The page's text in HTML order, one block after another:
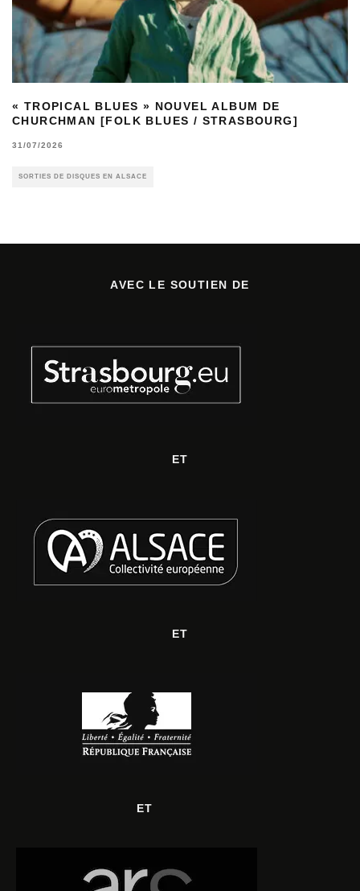
« TROPICAL BLUES » NOUVEL ALBUM DE
CHURCHMAN [FOLK BLUES / STRASBOURG]
31/07/2026
SORTIES DE DISQUES EN ALSACE
AVEC LE SOUTIEN DE
ET
ET
ET